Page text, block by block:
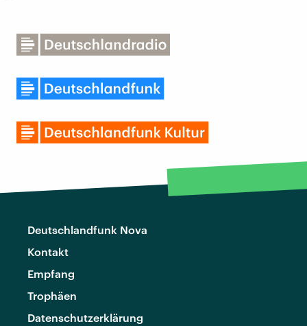
Deutschlandfunk Nova
Kontakt
Empfang
Trophäen
Datenschutzerklärung